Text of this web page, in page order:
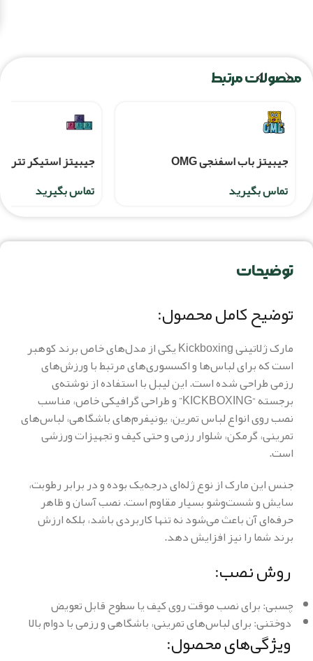
محصولات مرتبط
جیبیتز باب اسفنجی OMG
تماس بگیرید
جيبيتز استيکر
تماس بگیرید
توضیحات
توضیح کامل محصول:
مارک ژلاتینی Kickboxing یکی از مدل‌های خاص برند کوهبر
است که برای لباس‌ها و اکسسوری‌های مرتبط با ورزش‌های
رزمی طراحی شده است. این لیبل با استفاده از نوشته‌ی
برجسته “KICKBOXING” و طراحی گرافیکی خاص، مناسب
نصب روی انواع لباس تمرین، یونیفرم‌های باشگاهی، لباس‌های
تمرینی، گرمکن، شلوار رزمی و حتی کیف و تجهیزات ورزشی
است.
جنس این مارک از نوع ژله‌ای درجه‌یک بوده و در برابر رطوبت،
سایش و شست‌وشو بسیار مقاوم است. نصب آسان و ظاهر
حرفه‌ای آن باعث می‌شود نه تنها کاربردی باشد، بلکه ارزش
برند شما را نیز افزایش دهد.
روش نصب:
چسبی: برای نصب موقت روی کیف یا سطوح قابل تعویض
دوختنی: برای لباس‌های تمرینی، باشگاهی و رزمی با دوام بالا
ویژگی‌های محصول: